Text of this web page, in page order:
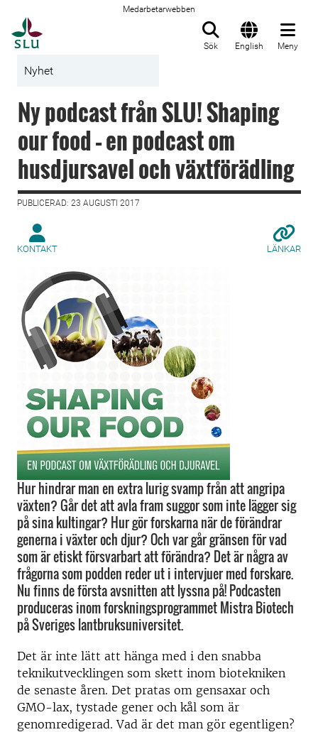
Medarbetarwebben
Sök English Meny
Nyhet
Ny podcast från SLU! Shaping
our food – en podcast om
husdjursavel och växtförädling
PUBLICERAD: 23 AUGUSTI 2017
KONTAKT LÄNKAR
Hur hindrar man en extra lurig svamp från att angripa
växten? Går det att avla fram suggor som inte lägger sig
på sina kultingar? Hur gör forskarna när de förändrar
generna i växter och djur? Och var går gränsen för vad
som är etiskt försvarbart att förändra? Det är några av
frågorna som podden reder ut i intervjuer med forskare.
Nu finns de första avsnitten att lyssna på! Podcasten
produceras inom forskningsprogrammet Mistra Biotech
på Sveriges lantbruksuniversitet.
Det är inte lätt att hänga med i den snabba
teknikutvecklingen som skett inom biotekniken
de senaste åren. Det pratas om gensaxar och
GMO-lax, tystade gener och kål som är
genomredigerad. Vad är det man gör egentligen?